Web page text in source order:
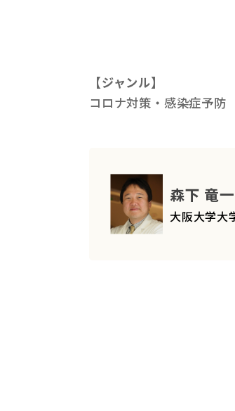
【ジャンル】
コロナ対策・感染症予防
森下 竜
大阪大学